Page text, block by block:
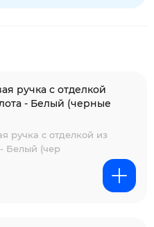
ручка с отделкой
- Белый (черные
ручка с отделкой из
- Белый (чер